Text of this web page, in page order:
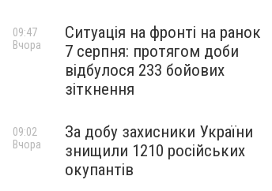
Ситуація на фронті на ранок
7 серпня: протягом доби
відбулося 233 бойових
зіткнення
09:47
Вчора
За добу захисники України
знищили 1210 російських
окупантів
09:02
Вчора